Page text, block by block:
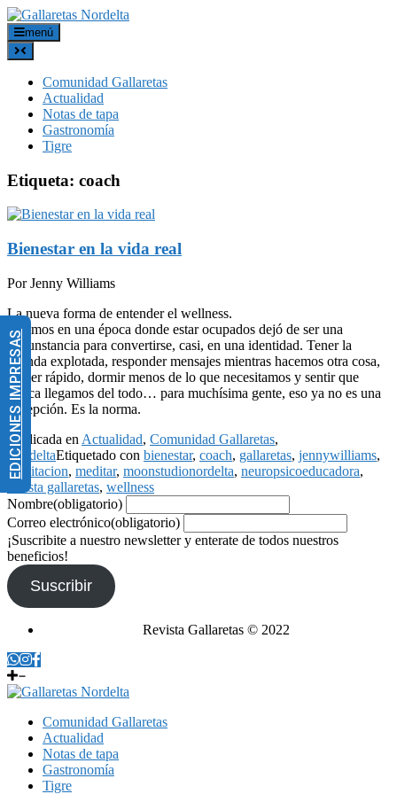
menú
Comunidad Gallaretas
Actualidad
Notas de tapa
Gastronomía
Tigre
Etiqueta: coach
Bienestar en la vida real
Por Jenny Williams
La nueva forma de entender el wellness.
Vivimos en una época donde estar ocupados dejó de ser una
circunstancia para convertirse, casi, en una identidad. Tener la
agenda explotada, responder mensajes mientras hacemos otra cosa,
comer rápido, dormir menos de lo que necesitamos y sentir que
nunca llegamos del todo… para muchísima gente, eso ya no es una
excepción. Es la norma.
Publicada en Actualidad, Comunidad Gallaretas,
NordeltaEtiquetado con bienestar, coach, gallaretas, jennywilliams,
meditacion, meditar, moonstudionordelta, neuropsicoeducadora,
revista gallaretas, wellness
Nombre(obligatorio)
Correo electrónico(obligatorio)
¡Suscribite a nuestro newsletter y enterate de todos nuestros
beneficios!
Suscribir
Revista Gallaretas © 2022
EDICIONES IMPRESAS
Comunidad Gallaretas
Actualidad
Notas de tapa
Gastronomía
Tigre